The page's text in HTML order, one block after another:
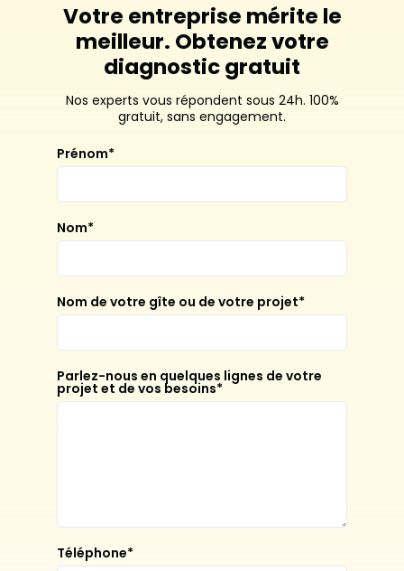
Votre entreprise mérite le
meilleur. Obtenez votre
diagnostic gratuit
Nos experts vous répondent sous 24h. 100%
gratuit, sans engagement.
Prénom*
Nom*
Nom de votre gîte ou de votre projet*
Parlez-nous en quelques lignes de votre
projet et de vos besoins*
Téléphone*